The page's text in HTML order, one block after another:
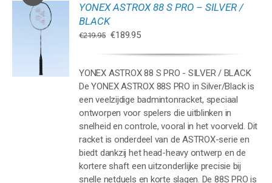
YONEX ASTROX 88 S PRO – SILVER /
BLACK
€219.95 Oorspronkelijke
€219.95.
€189.95Huidige
€189.95.
YONEX ASTROX 88 S PRO - SILVER / BLACK
De YONEX ASTROX 88S PRO in Silver/Black is
een veelzijdige badmintonracket, speciaal
ontworpen voor spelers die uitblinken in
snelheid en controle, vooral in het voorveld. Dit
racket is onderdeel van de ASTROX-serie en
biedt dankzij het head-heavy ontwerp en de
kortere shaft een uitzonderlijke precisie bij
snelle netduels en korte slagen. De 88S PRO is